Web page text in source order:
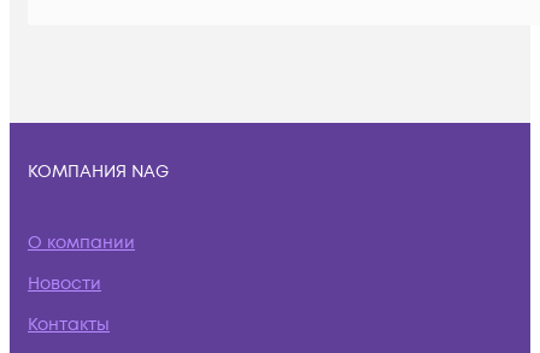
КОМПАНИЯ NAG
О компании
Новости
Контакты